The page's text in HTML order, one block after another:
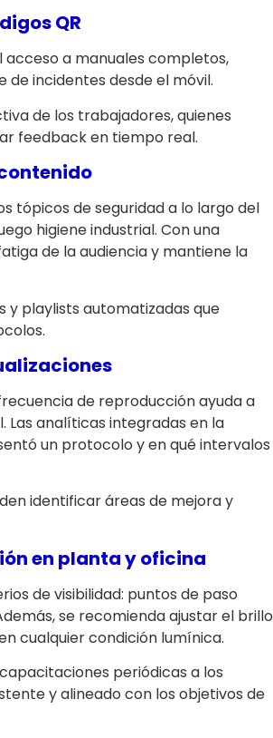
QR
acceso a manuales completos,
incidentes desde el móvil.
de los trabajadores, quienes
feedback en tiempo real.
tópicos de seguridad a lo largo del
higiene industrial. Con una
de la audiencia y mantiene la
y playlists automatizadas que
de reproducción ayuda a
Las analíticas integradas en la
un protocolo y en qué intervalos
identificar áreas de mejora y
en planta y oficina
de visibilidad: puntos de paso
se recomienda ajustar el brillo
cualquier condición lumínica.
periódicas a los
y alineado con los objetivos de